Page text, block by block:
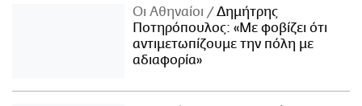
Οι Αθηναίοι
Δημήτρης
Ποτηρόπουλος: «Με φοβίζει ότι
αντιμετωπίζουμε την πόλη με
αδιαφορία»